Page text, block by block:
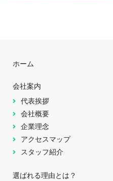
ホーム
会社案内
代表挨拶
会社概要
企業理念
アクセスマップ
スタッフ紹介
選ばれる理由とは？